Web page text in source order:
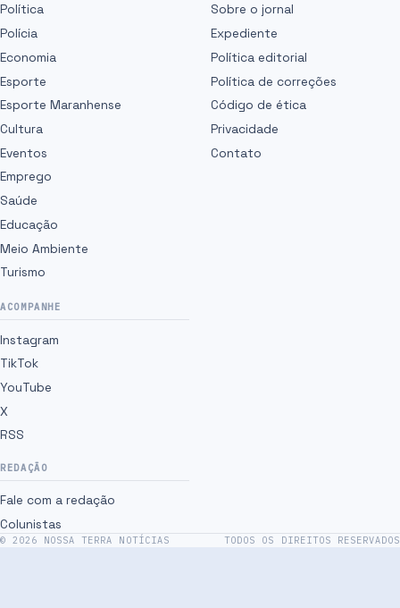
Política
Polícia
Economia
Esporte
Esporte Maranhense
Cultura
Eventos
Emprego
Saúde
Educação
Meio Ambiente
Turismo
Sobre o jornal
Expediente
Política editorial
Política de correções
Código de ética
Privacidade
Contato
ACOMPANHE
Instagram
TikTok
YouTube
X
RSS
REDAÇÃO
Fale com a redação
Colunistas
©2026 NOSSA TERRA NOTÍCIAS TODOS OS DIREITOS RESERVADOS